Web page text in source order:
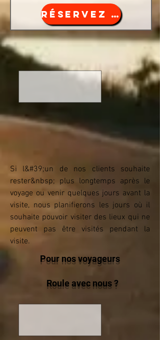
RÉSERVEZ MAINTENANT
Si l&#39;un de nos clients souhaite
rester&nbsp; plus longtemps après le
voyage ou venir quelques jours avant la
visite, nous planifierons les jours où il
souhaite pouvoir visiter des lieux qui ne
peuvent pas être visités pendant la
visite.
Pour nos voyageurs
Roule avec nous ?